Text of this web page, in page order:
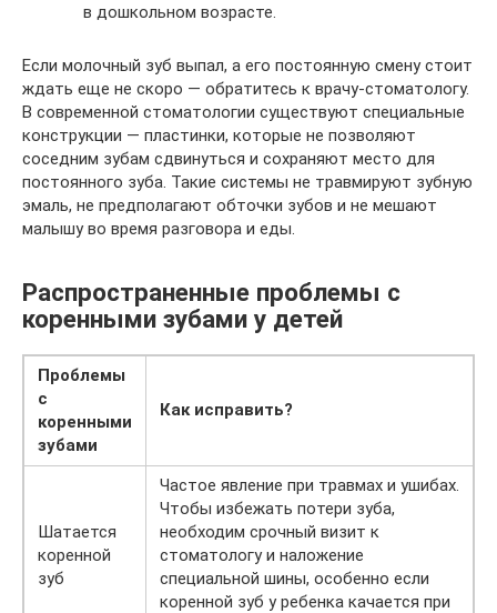
в дошкольном возрасте.
Если молочный зуб выпал, а его постоянную смену стоит
ждать еще не скоро — обратитесь к врачу-стоматологу.
В современной стоматологии существуют специальные
конструкции — пластинки, которые не позволяют
соседним зубам сдвинуться и сохраняют место для
постоянного зуба. Такие системы не травмируют зубную
эмаль, не предполагают обточки зубов и не мешают
малышу во время разговора и еды.
Распространенные проблемы с
коренными зубами у детей
Проблемы
с
коренными
зубами
Как исправить?
Шатается
коренной
зуб
Частое явление при травмах и ушибах.
Чтобы избежать потери зуба,
необходим срочный визит к
стоматологу и наложение
специальной шины, особенно если
коренной зуб у ребенка качается при